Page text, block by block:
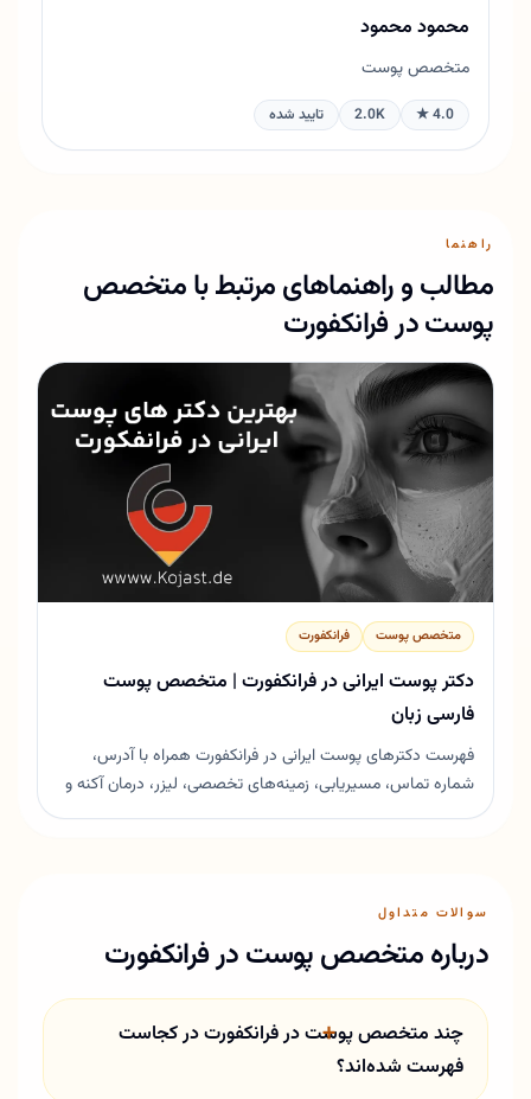
محمود محمود
متخصص پوست
4.0 ★
2.0K تایید شده
راهنما
مطالب و راهنماهای مرتبط با متخصص
پوست در فرانکفورت
متخصص پوست فرانکفورت
دکتر پوست ایرانی در فرانکفورت | متخصص پوست
فارسی زبان
فهرست دکترهای پوست ایرانی در فرانکفورت همراه با آدرس،
شماره تماس، مسیر‌یابی، زمینه‌های تخصصی، لیزر، درمان آکنه و
خدمات زیبایی پوست.
سوالات متداول
درباره متخصص پوست در فرانکفورت
چند متخصص پوست در فرانکفورت در کجاست
فهرست شده‌اند؟